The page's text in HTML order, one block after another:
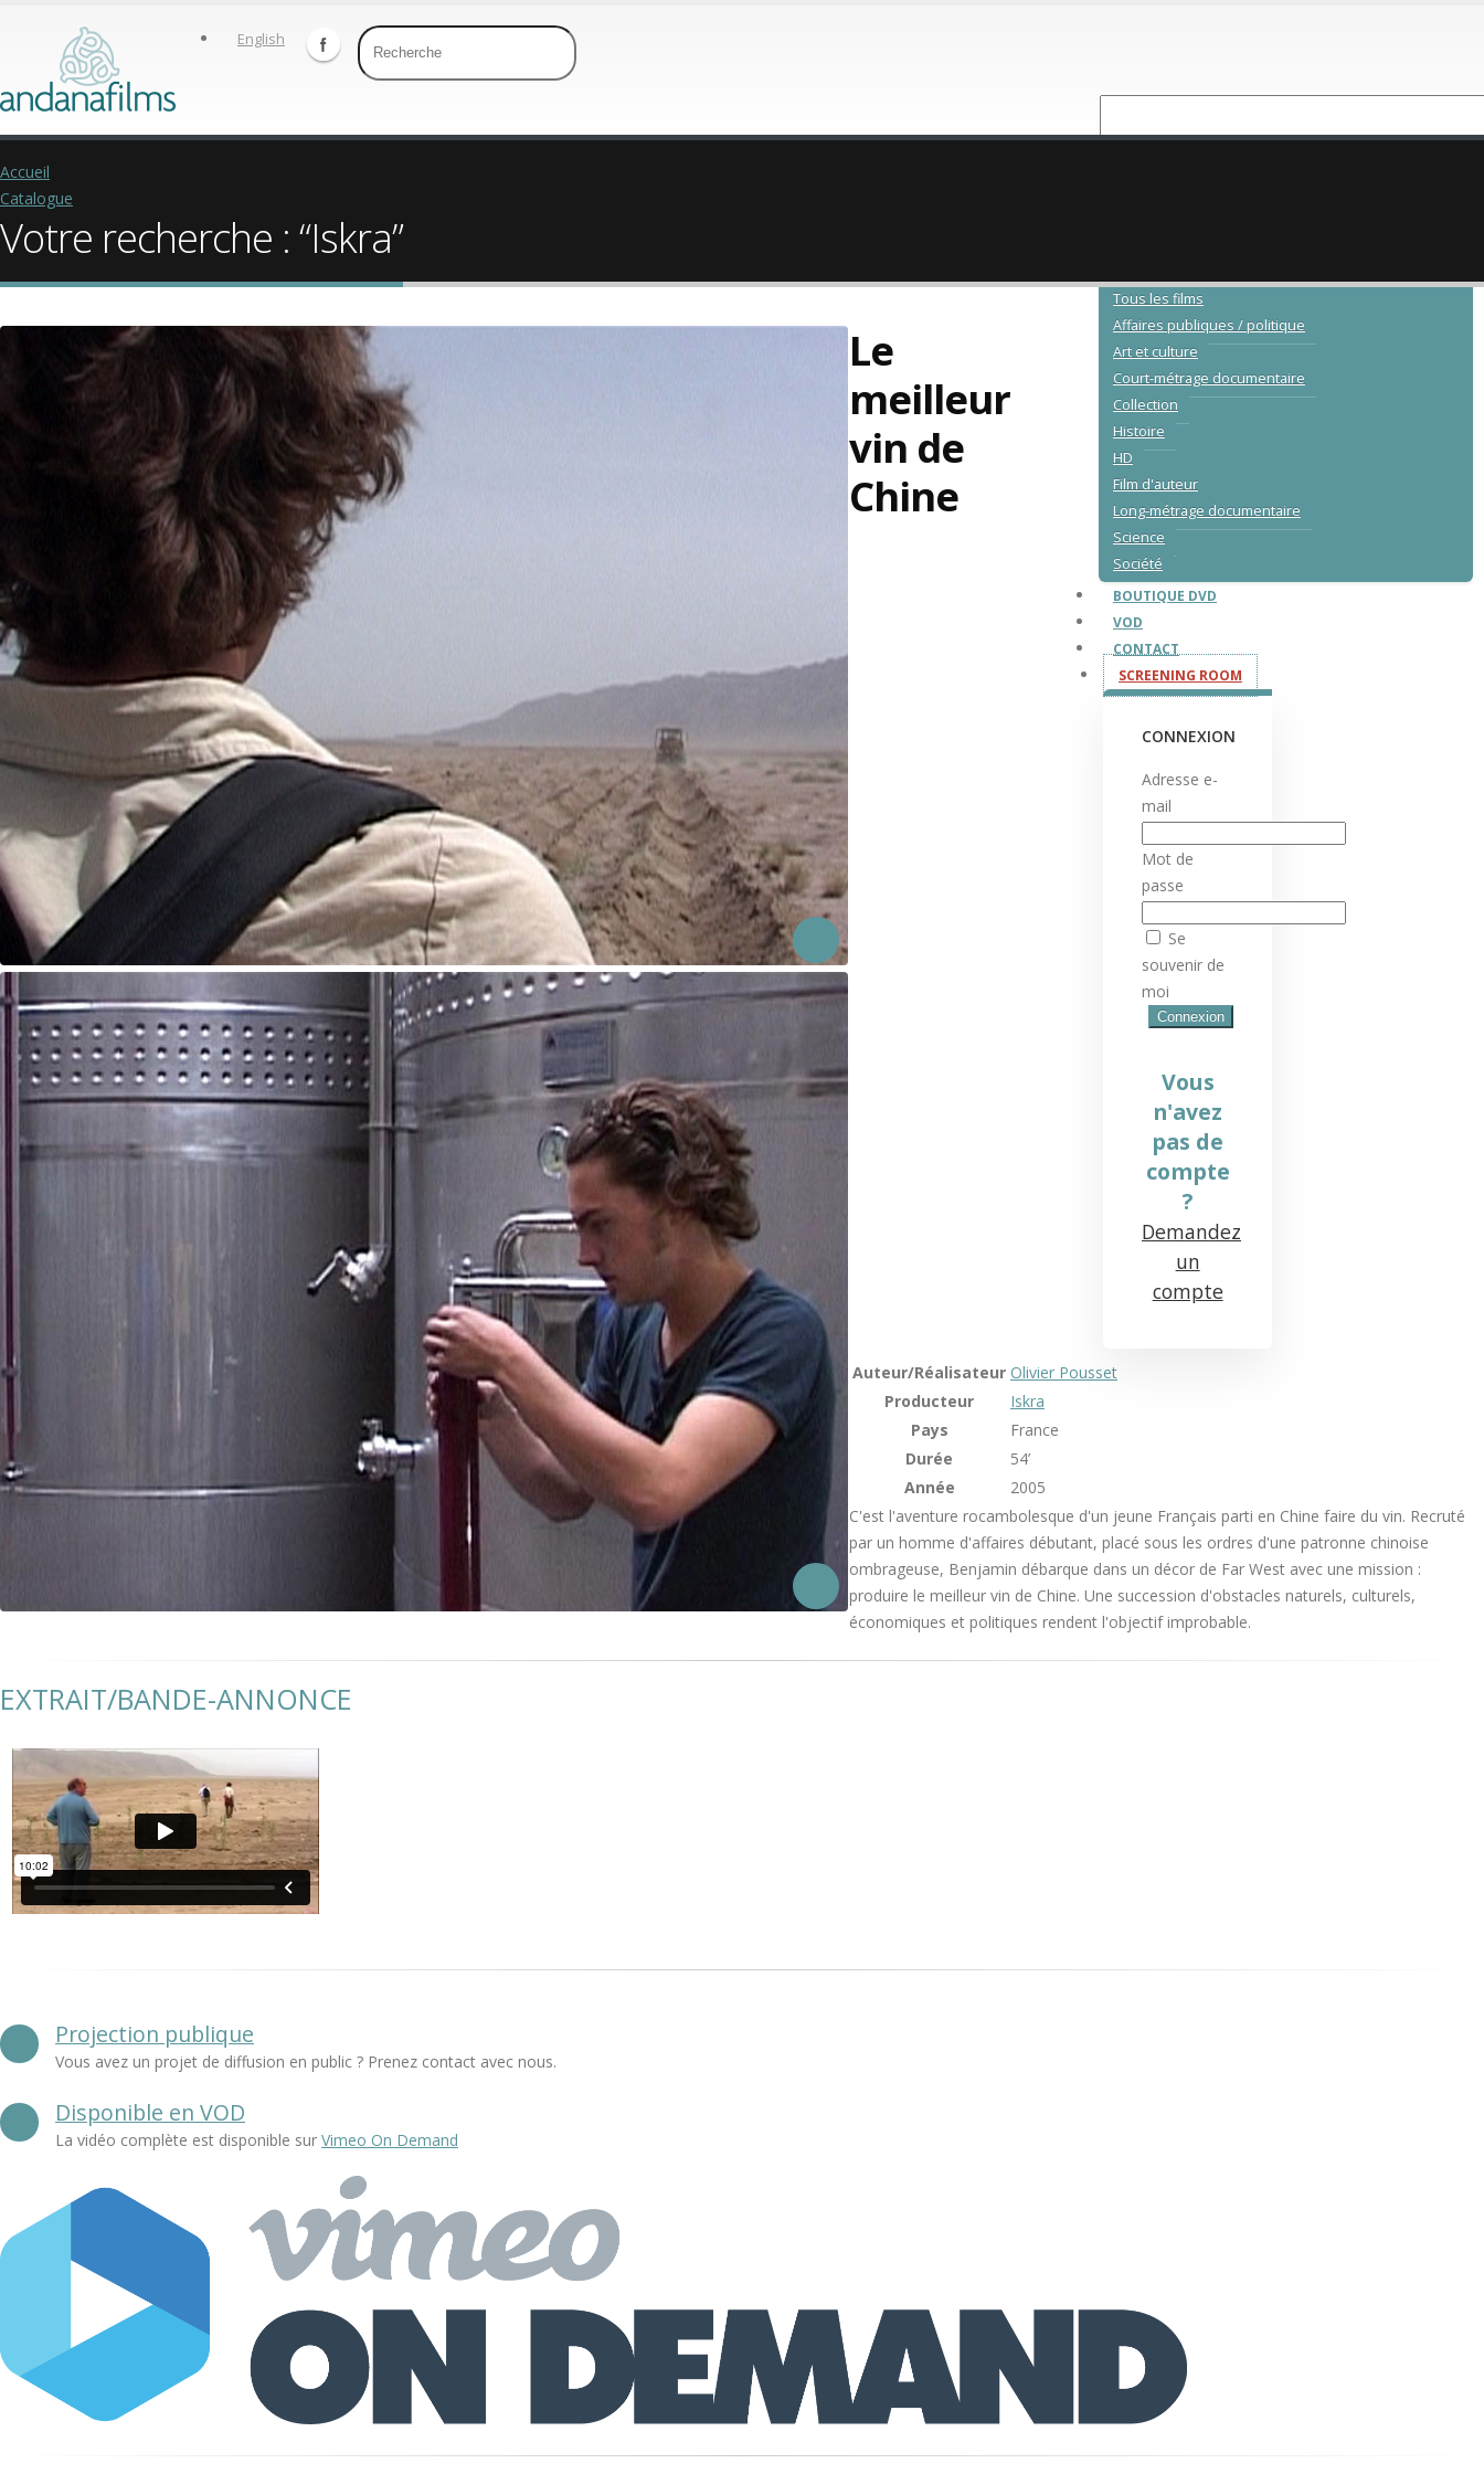
English
Tous les films
Affaires publiques / politique
Art et culture
Court-métrage documentaire
Collection
Histoire
HD
Film d'auteur
Long-métrage documentaire
Science
Société
BOUTIQUE DVD
VOD
CONTACT
SCREENING ROOM
CONNEXION
Adresse e-
mail
Mot de
passe
Se
souvenir de
moi
Vous
n'avez
pas de
compte
?
Demandez
un
compte
Accueil
Catalogue
Votre recherche : “Iskra”
Le
meilleur
vin de
Chine
Auteur/Réalisateur Olivier Pousset
Producteur
Iskra
Pays
France
Durée
54’
Année
2005
C'est l'aventure rocambolesque d'un jeune Français parti en Chine faire du vin. Recruté
par un homme d'affaires débutant, placé sous les ordres d'une patronne chinoise
ombrageuse, Benjamin débarque dans un décor de Far West avec une mission :
produire le meilleur vin de Chine. Une succession d'obstacles naturels, culturels,
économiques et politiques rendent l'objectif improbable.
EXTRAIT/BANDE-ANNONCE
Projection publique
Vous avez un projet de diffusion en public ? Prenez contact avec nous.
Disponible en VOD
La vidéo complète est disponible sur Vimeo On Demand